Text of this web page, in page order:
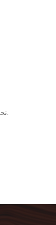
نحن نقدم دائمًا خدمة جيدة الجودة وبأسعار تنافسية.